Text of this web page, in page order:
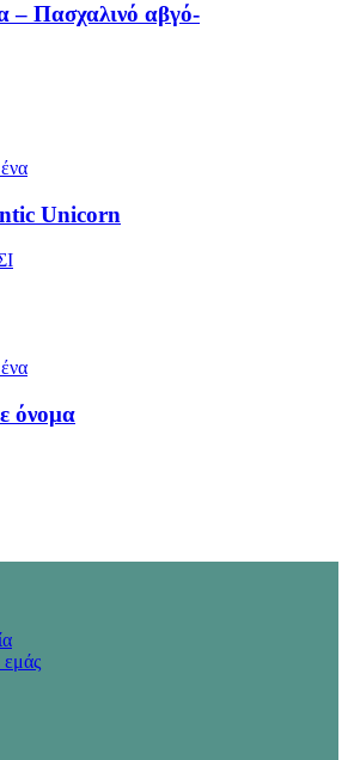
– Πασχαλινό αβγό-
Unicorn
όνομα
εμάς